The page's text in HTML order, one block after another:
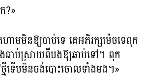
?»
ាមមិនឱ្យចាប់ទេ គេអភិរក្សម៉េចទេពុក
ឆាប់ស្រាយពីមងឱ្យឆាប់ទៅ។ ពុក
ទើបមិនចង់បោះចោលទាំងមង។»